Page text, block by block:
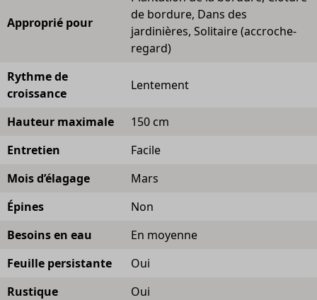
Approprié pour
de bordure, Dans des
jardinières, Solitaire (accroche-
regard)
Rythme de
croissance
Lentement
Hauteur maximale
150 cm
Entretien
Facile
Mois d’élagage
Mars
Épines
Non
Besoins en eau
En moyenne
Feuille persistante
Oui
Rustique
Oui